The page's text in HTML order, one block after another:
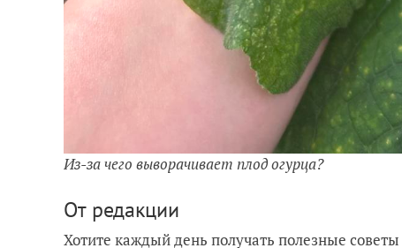
Из-за чего выворачивает плод огурца?
От редакции
Хотите каждый день получать полезные